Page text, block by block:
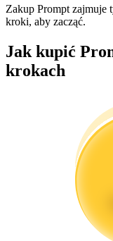
Informacja
Analiza Big
Przewodnik
Przewodnik dla
Zakup Prompt zajmuje
kroki, aby zacząć.
Jak kupić
krokach